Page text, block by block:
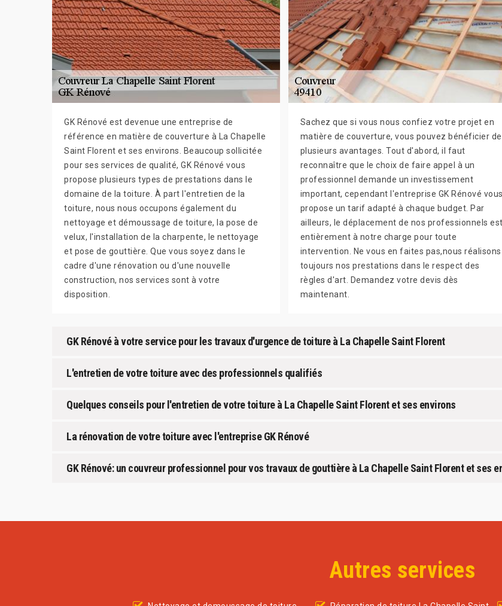
GK Rénové est devenue une entreprise de
référence en matière de couverture à La Chapelle
Saint Florent et ses environs. Beaucoup sollicitée
pour ses services de qualité, GK Rénové vous
propose plusieurs types de prestations dans le
domaine de la toiture. À part l'entretien de la
toiture, nous nous occupons également du
nettoyage et démoussage de toiture, la pose de
velux, l'installation de la charpente, le nettoyage
et pose de gouttière. Que vous soyez dans le
cadre d'une rénovation ou d'une nouvelle
construction, nos services sont à votre
disposition.
Sachez que si vous nous confiez votre projet en
matière de couverture, vous pouvez bénéficier de
plusieurs avantages. Tout d'abord, il faut
reconnaître que le choix de faire appel à un
professionnel demande un investissement
important, cependant l'entreprise GK Rénové vous
propose un tarif adapté à chaque budget. Par
ailleurs, le déplacement de nos professionnels est
entièrement à notre charge pour toute
intervention. Ne vous en faites pas,nous réalisons
toujours nos prestations dans le respect des
règles d'art. Demandez votre devis dès
maintenant.
GK Rénové à votre service pour les travaux d'urgence de toiture à La Chapelle Saint Florent
L'entretien de votre toiture avec des professionnels qualifiés
Quelques conseils pour l'entretien de votre toiture à La Chapelle Saint Florent et ses environs
La rénovation de votre toiture avec l'entreprise GK Rénové
GK Rénové: un couvreur professionnel pour vos travaux de gouttière à La Chapelle Saint Florent et ses
Autres services